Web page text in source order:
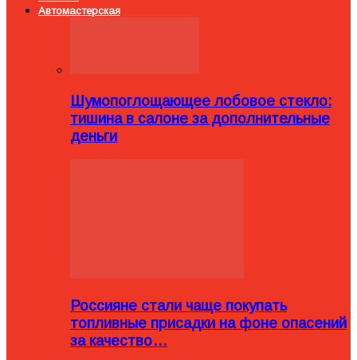
Автомастерская
Шумопоглощающее лобовое стекло:
тишина в салоне за дополнительные
деньги
Россияне стали чаще покупать
топливные присадки на фоне опасений
за качество…